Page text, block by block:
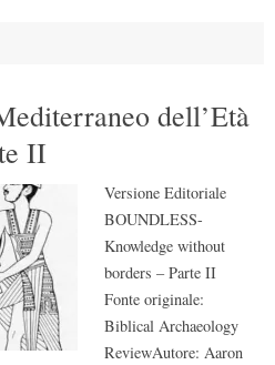
dell’Età
II
Versione Editoriale
BOUNDLESS-
Knowledge without
borders – Parte II
Fonte originale:
Biblical Archaeology
ReviewAutore: Aaron